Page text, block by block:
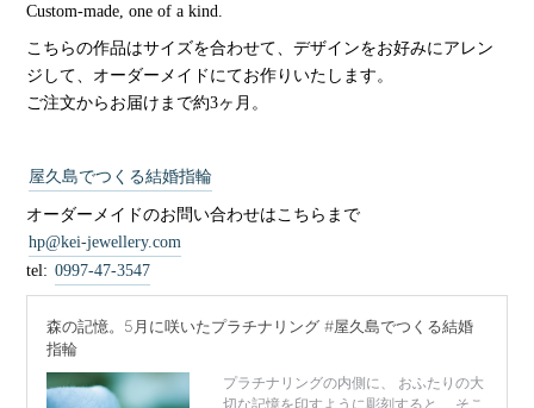
Custom-made, one of a kind.
こちらの作品はサイズを合わせて、デザインをお好みにアレン
ジして、オーダーメイドにてお作りいたします。
ご注文からお届けまで約3ヶ月。
屋久島でつくる結婚指輪
オーダーメイドのお問い合わせはこちらまで
hp@kei-jewellery.com
tel: 0997-47-3547